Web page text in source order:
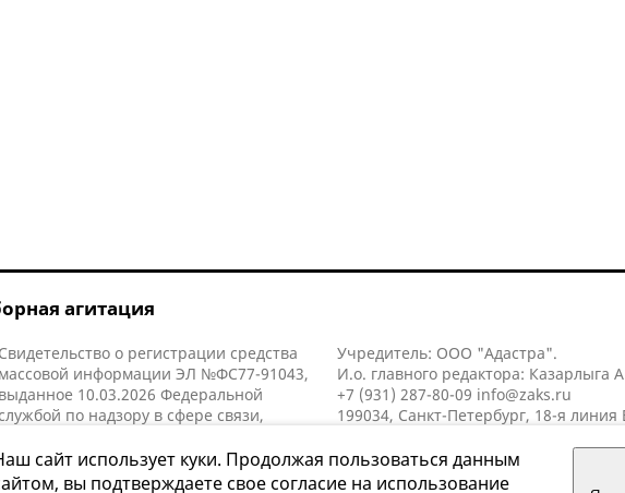
агитация
Свидетельство о регистрации средства
массовой информации ЭЛ №ФС77-91043,
выданное 10.03.2026 Федеральной
по надзору в сфере связи,
(Роскомнадзор).
Учредитель: ООО "Адастра".
И.о. главного редактора: Казарлыга
+7 (931) 287-80-09 info@zaks.ru
199034, Санкт-Петербург, 18-я линия
сайт использует куки. Продолжая пользоваться данным
вы подтверждаете свое согласие на использование